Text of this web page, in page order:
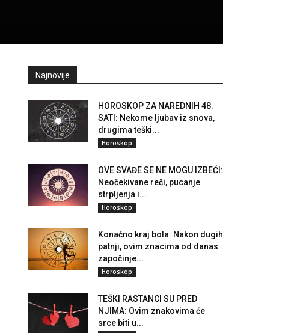
Najnovije
HOROSKOP ZA NAREDNIH 48.
SATI: Nekome ljubav iz snova,
drugima teški...
Horoskop
OVE SVAĐE SE NE MOGU IZBEĆI:
Neočekivane reči, pucanje
strpljenja i...
Horoskop
Konačno kraj bola: Nakon dugih
patnji, ovim znacima od danas
započinje...
Horoskop
TEŠKI RASTANCI SU PRED
NJIMA: Ovim znakovima će
srce biti u...